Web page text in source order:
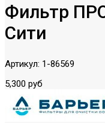
Фильтр
Сити
Артикул: 1-86569
5,300 руб